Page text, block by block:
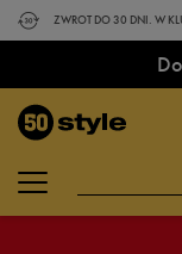
ZWROT DO 30 DNI. W